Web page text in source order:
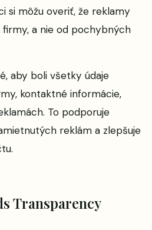
si môžu overiť, že reklamy
firmy, a nie od pochybných
aby boli všetky údaje
kontaktné informácie,
To podporuje
reklám a zlepšuje
Transparency